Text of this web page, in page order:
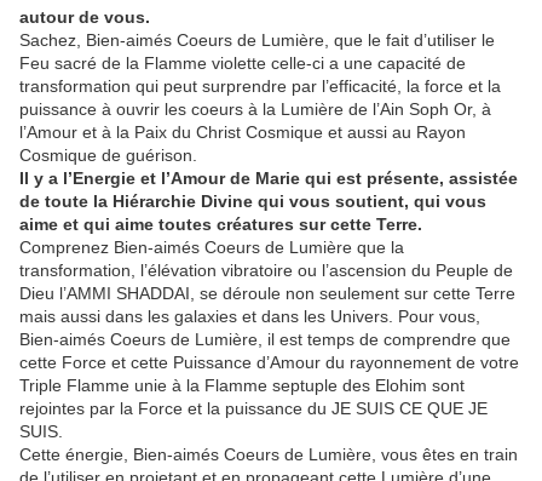
autour de vous.
Sachez, Bien-aimés Coeurs de Lumière, que le fait d’utiliser le
Feu sacré de la Flamme violette celle-ci a une capacité de
transformation qui peut surprendre par l’efficacité, la force et la
puissance à ouvrir les coeurs à la Lumière de l’Ain Soph Or, à
l’Amour et à la Paix du Christ Cosmique et aussi au Rayon
Cosmique de guérison.
Il y a l’Energie et l’Amour de Marie qui est présente, assistée
de toute la Hiérarchie Divine qui vous soutient, qui vous
aime et qui aime toutes créatures sur cette Terre.
Comprenez Bien-aimés Coeurs de Lumière que la
transformation, l’élévation vibratoire ou l’ascension du Peuple de
Dieu l’AMMI SHADDAI, se déroule non seulement sur cette Terre
mais aussi dans les galaxies et dans les Univers. Pour vous,
Bien-aimés Coeurs de Lumière, il est temps de comprendre que
cette Force et cette Puissance d’Amour du rayonnement de votre
Triple Flamme unie à la Flamme septuple des Elohim sont
rejointes par la Force et la puissance du JE SUIS CE QUE JE
SUIS.
Cette énergie, Bien-aimés Coeurs de Lumière, vous êtes en train